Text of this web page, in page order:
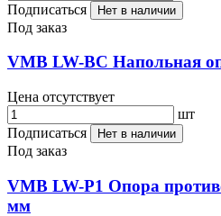
Подписаться
Нет в наличии
Под заказ
VMB LW-BC Напольная
Цена отсутствует
шт
Подписаться
Нет в наличии
Под заказ
VMB LW-P1 Опора
мм